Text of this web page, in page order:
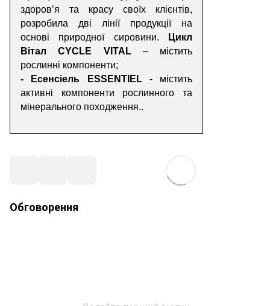
здоров’я та красу своїх клієнтів,
розробила дві лінії продукції на
основі природної сировини.
Цикл
Вітал CYCLE VITAL– містить
рослинні компоненти;
- Есенсіель ESSENTIEL- містить
активні компоненти рослинного
та
мінерального походження..
Обговорення